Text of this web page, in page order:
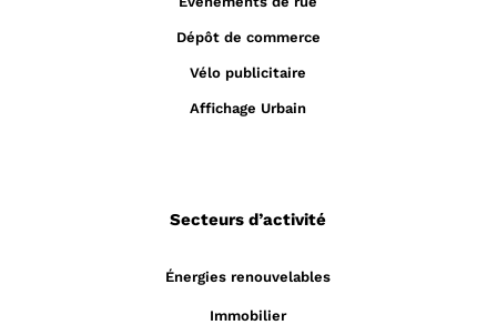
Dépôt de commerce
Vélo publicitaire
Affichage Urbain
Secteurs d’activité
Énergies renouvelables
Immobilier